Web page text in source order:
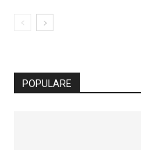
POPULARE